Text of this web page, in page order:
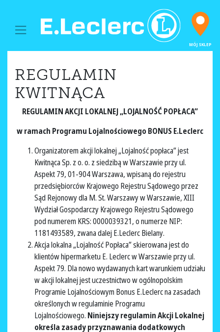
MAIN NAVIGATION
MÓJ SKLEP
REGULAMIN
KWITNĄCA
REGULAMIN AKCJI LOKALNEJ „LOJALNOŚĆ POPŁACA”
w ramach Programu Lojalnościowego BONUS E.Leclerc
Organizatorem akcji lokalnej „Lojalność popłaca” jest
Kwitnąca Sp. z o. o. z siedzibą w Warszawie przy ul.
Aspekt 79, 01-904 Warszawa, wpisaną do rejestru
przedsiębiorców Krajowego Rejestru Sądowego przez
Sąd Rejonowy dla M. St. Warszawy w Warszawie, XIII
Wydział Gospodarczy Krajowego Rejestru Sądowego
pod numerem KRS: 0000039321, o numerze NIP:
1181493589, zwana dalej E.Leclerc Bielany.
Akcja lokalna „Lojalność Popłaca” skierowana jest do
klientów hipermarketu E. Leclerc w Warszawie przy ul.
Aspekt 79. Dla nowo wydawanych kart warunkiem udziału
w akcji lokalnej jest uczestnictwo w ogólnopolskim
Programie Lojalnościowym Bonus E.Leclerc na zasadach
określonych w regulaminie Programu
Lojalnościowego. Niniejszy regulamin Akcji Lokalnej
określa zasady przyznawania dodatkowych